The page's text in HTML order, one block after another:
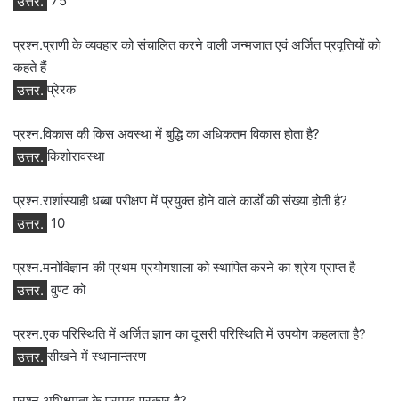
प्रश्न.प्राणी के व्‍यवहार को संचालित करने वाली जन्‍मजात एवं अर्जित प्रवृत्तियों को
कहते हैं
उत्तर. प्रेरक
प्रश्न.विकास की किस अवस्था में बुद्धि का अधिकतम विकास होता है?
उत्तर. किशोरावस्था
प्रश्न.रार्शास्‍याही धब्‍बा परीक्षण में प्रयुक्‍त होने वाले कार्डों की संख्‍या होती है?
उत्तर. 10
प्रश्न.मनोविज्ञान की प्रथम प्रयोगशाला को स्‍थापित करने का श्रेय प्राप्‍त है
उत्तर. वुण्‍ट को
प्रश्न.एक परिस्थिति में अर्जित ज्ञान का दूसरी परिस्थिति में उपयोग कहलाता है?
उत्तर. सीखने में स्थानान्तरण